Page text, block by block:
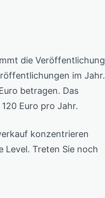
die Veröffentlichung
im Jahr.
betragen. Das
Euro pro Jahr.
konzentrieren
Level. Treten Sie noch